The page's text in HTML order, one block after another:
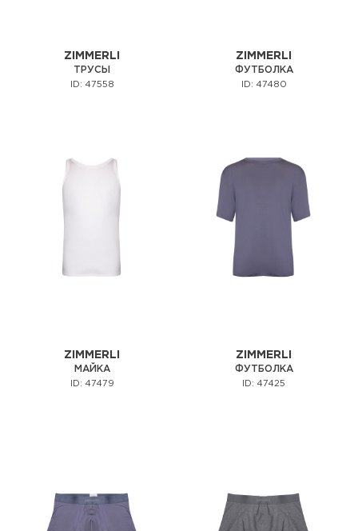
ZIMMERLI
ТРУСЫ
ID: 47558
ZIMMERLI
ФУТБОЛКА
ID: 47480
ZIMMERLI
МАЙКА
ID: 47479
ZIMMERLI
ФУТБОЛКА
ID: 47425